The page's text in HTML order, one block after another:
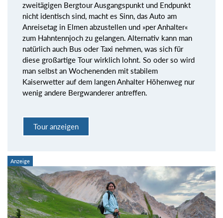
zweitägigen Bergtour Ausgangspunkt und Endpunkt
nicht identisch sind, macht es Sinn, das Auto am
Anreisetag in Elmen abzustellen und »per Anhalter«
zum Hahntennjoch zu gelangen. Alternativ kann man
natürlich auch Bus oder Taxi nehmen, was sich für
diese großartige Tour wirklich lohnt. So oder so wird
man selbst an Wochenenden mit stabilem
Kaiserwetter auf dem langen Anhalter Höhenweg nur
wenig andere Bergwanderer antreffen.
Tour anzeigen